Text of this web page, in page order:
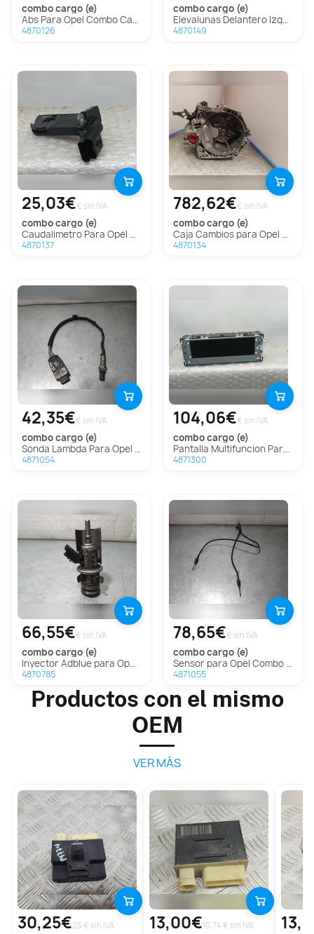
combo cargo (e)
Abs Para Opel Combo Cargo
4870126
combo cargo (e)
Elevalunas Delantero Izquierdo Para Opel Combo Cargo
4870149
25,03€€ sin IVA
combo cargo (e)
Caudalimetro Para Opel Combo Cargo
4870137
782,62€€ sin IVA
combo cargo (e)
Caja Cambios para Opel Combo Cargo
4870134
42,35€€ sin IVA
combo cargo (e)
Sonda Lambda Para Opel Combo Cargo
4871054
104,06€€ sin IVA
combo cargo (e)
Pantalla Multifuncion Para Opel Combo Cargo
4871300
66,55€€ sin IVA
combo cargo (e)
Inyector Adblue para Opel Combo Cargo
4870785
78,65€€ sin IVA
combo cargo (e)
Sensor para Opel Combo Cargo
4871055
Productos con el mismo
OEM
VER MÁS
30,25€25 € sin IVA 13,00€10.74 € sin IVA